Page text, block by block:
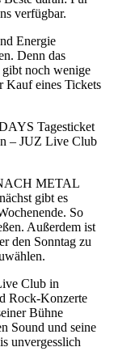
verfügbar.
Energie
Denn das
gibt noch wenige
Kauf eines Tickets
Tagesticket
– JUZ Live Club
METAL
gibt es
So
Außerdem ist
den Sonntag zu
Club in
Rock-Konzerte
Bühne
Sound und seine
unvergesslich